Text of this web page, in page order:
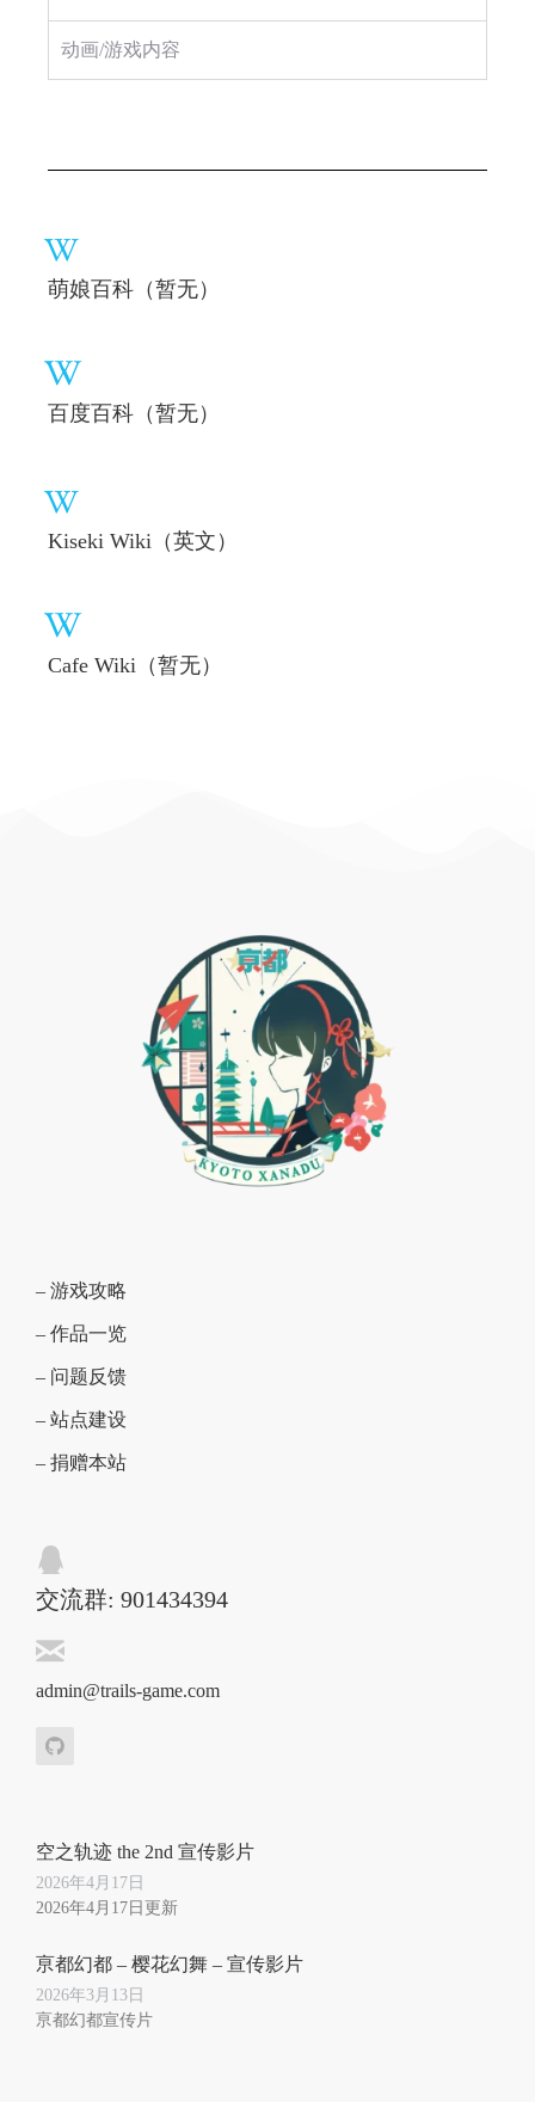
动画/游戏内容
萌娘百科（暂无）
百度百科（暂无）
Kiseki Wiki（英文）
Cafe Wiki（暂无）
– 游戏攻略
– 作品一览
– 问题反馈
– 站点建设
– 捐赠本站
交流群: 901434394
admin@trails-game.com
空之轨迹 the 2nd 宣传影片
2026年4月17日
2026年4月17日更新
亰都幻都 – 樱花幻舞 – 宣传影片
2026年3月13日
亰都幻都宣传片